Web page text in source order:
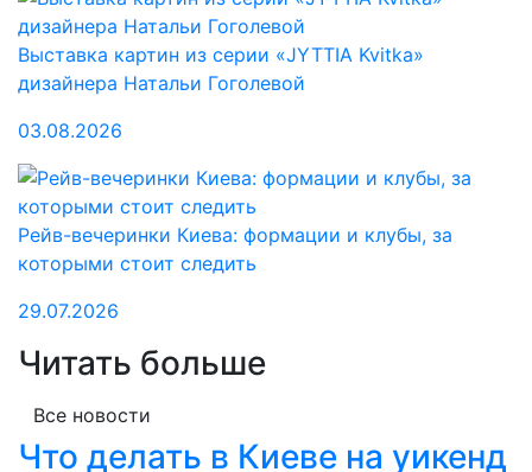
Выставка картин из серии «JYTTIA Kvitka»
дизайнера Натальи Гоголевой
03.08.2026
Рейв-вечеринки Киева: формации и клубы, за
которыми стоит следить
29.07.2026
Читать больше
Все новости
Что делать в Киеве на уикенд